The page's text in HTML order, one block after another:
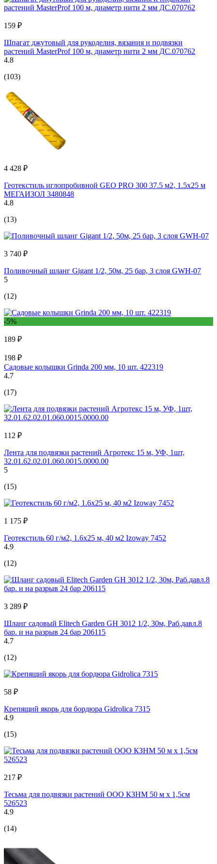
159 ₽
Шпагат джутовый для рукоделия, вязания и подвязки
растений MasterProf 100 м, диаметр нити 2 мм ДС.070762
4.8
(103)
4 428 ₽
Геотекстиль иглопробивной GEO PRO 300 37.5 м2, 1.5х25 м
МЕГАИЗОЛ 3480848
4.8
(13)
3 740 ₽
Поливочный шланг Gigant 1/2, 50м, 25 бар, 3 слоя GWH-07
5
(12)
-5%
189 ₽
198 ₽
Садовые колышки Grinda 200 мм, 10 шт. 422319
4.7
(17)
112 ₽
Лента для подвязки растений Агротекс 15 м, УФ, 1шт,
32.01.62.02.01.060.0015.0000.00
5
(15)
1 175 ₽
Геотекстиль 60 г/м2, 1.6х25 м, 40 м2 Izoway 7452
4.9
(12)
3 289 ₽
Шланг садовый Elitech Garden GH 3012 1/2, 30м, Раб.давл.8
бар. и на разрыв 24 бар 206115
4.7
(12)
58 ₽
Крепящий якорь для бордюра Gidrolica 7315
4.9
(15)
217 ₽
Тесьма для подвязки растений ООО КЗНМ 50 м х 1,5cм
526523
4.9
(14)